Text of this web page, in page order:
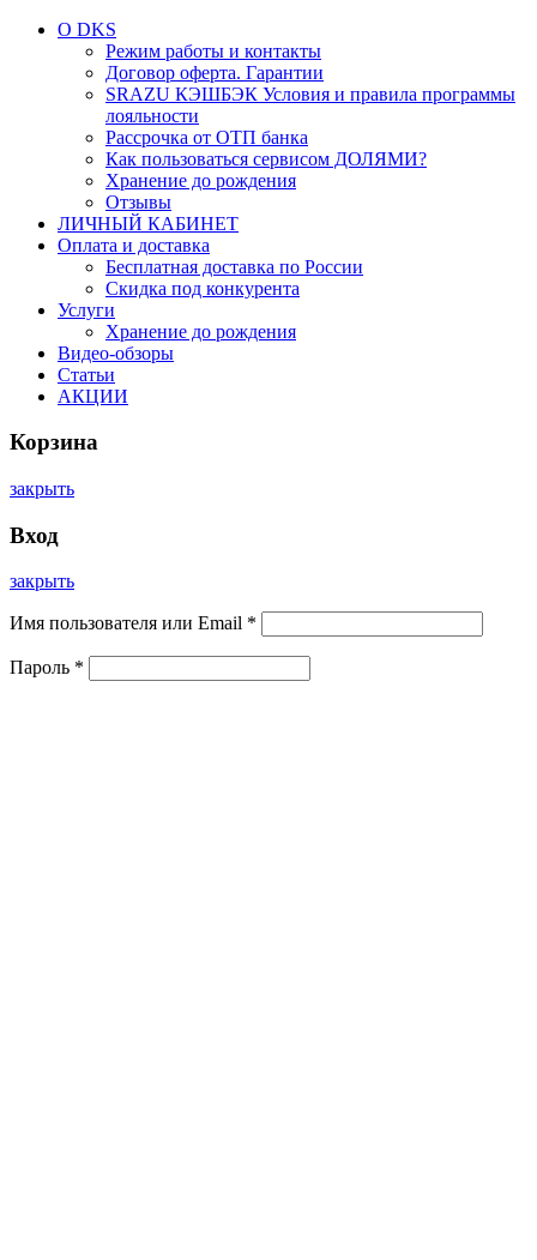
О DKS
Режим работы и контакты
Договор оферта. Гарантии
SRAZU КЭШБЭК Условия и правила программы
лояльности
Рассрочка от ОТП банка
Как пользоваться сервисом ДОЛЯМИ?
Хранение до рождения
Отзывы
ЛИЧНЫЙ КАБИНЕТ
Оплата и доставка
Бесплатная доставка по России
Скидка под конкурента
Услуги
Хранение до рождения
Видео-обзоры
Статьи
АКЦИИ
Корзина
закрыть
Вход
закрыть
Имя пользователя или Email *
Пароль *